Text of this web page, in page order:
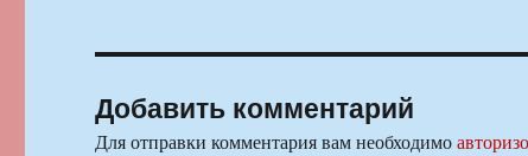
Добавить комментарий
Для отправки комментария вам необходимо